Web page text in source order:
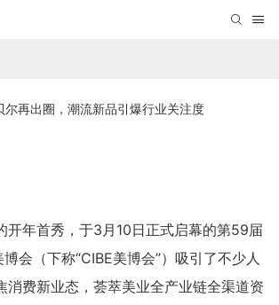
尔再出圈，潮流新品引爆行业关注度
开年首秀，于3月10日正式启幕的第59届
会（下称“CIBE美博会”）吸引了不少人
消费新业态，荟萃美业全产业链全渠道资